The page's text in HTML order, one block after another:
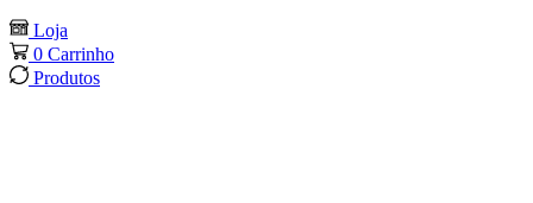
Loja
0 Carrinho
Produtos